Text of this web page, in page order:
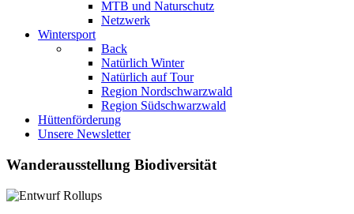
MTB und Naturschutz
Netzwerk
Wintersport
Back
Natürlich Winter
Natürlich auf Tour
Region Nordschwarzwald
Region Südschwarzwald
Hüttenförderung
Unsere Newsletter
Wanderausstellung Biodiversität